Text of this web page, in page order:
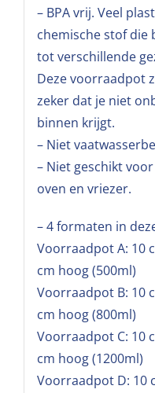
– BPA vrij. Veel
chemische stof die
tot verschillende
Deze voorraadpot
zeker dat je niet
binnen krijgt.
– Niet
– Niet geschikt
oven en vriezer.
– 4 formaten in
Voorraadpot A: 10
cm hoog (500ml)
Voorraadpot B: 10
cm hoog (800ml)
Voorraadpot C: 10
cm hoog (1200ml)
Voorraadpot D: 10